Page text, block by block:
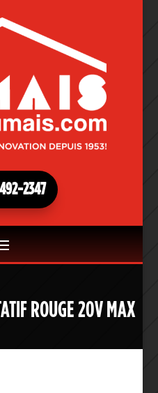
2347
ROUGE 20V MAX